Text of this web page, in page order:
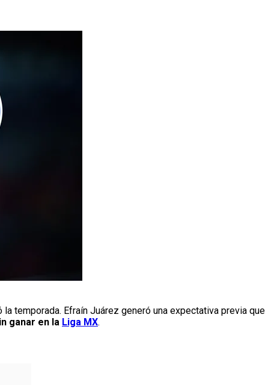
temporada. Efraín Juárez generó una expectativa previa que
ganar en la Liga MX.